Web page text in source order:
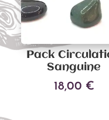
Pack
Sanguine
18,00 €